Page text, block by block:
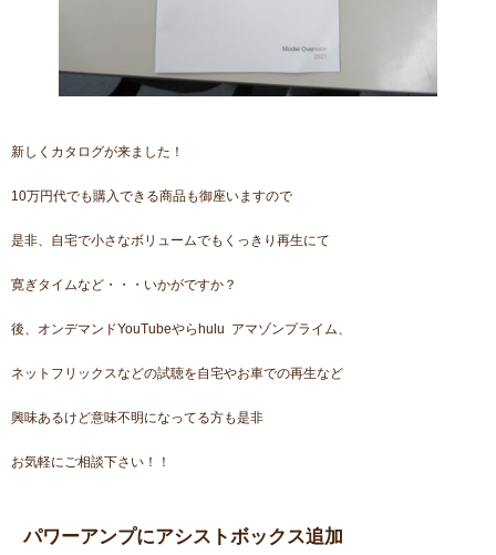
新しくカタログが来ました！
10万円代でも購入できる商品も御座いますので
是非、自宅で小さなボリュームでもくっきり再生にて
寛ぎタイムなど・・・いかがですか？
後、オンデマンドYouTubeやらhulu アマゾンプライム、
ネットフリックスなどの試聴を自宅やお車での再生など
興味あるけど意味不明になってる方も是非
お気軽にご相談下さい！！
パワーアンプにアシストボックス追加